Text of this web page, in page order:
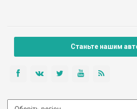
Станьте нашим